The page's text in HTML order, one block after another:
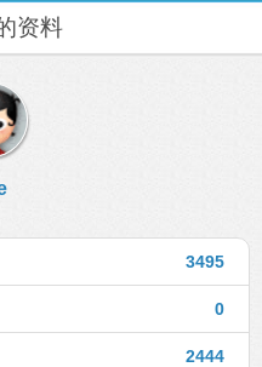
资料
3495
0
2444